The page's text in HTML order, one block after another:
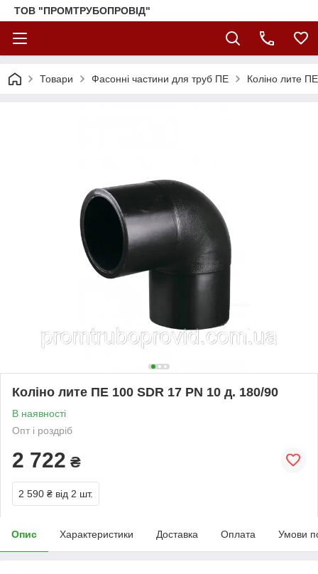
ТОВ "ПРОМТРУБОПРОВІД"
Товари Фасонні частини для труб ПЕ Коліно лите
Коліно лите ПЕ 100 SDR 17 PN 10 д. 180/90
В наявності
Опт і роздріб
2 722 ₴
2 590 ₴ від 2 шт.
Опис Характеристики Доставка Оплата Умови